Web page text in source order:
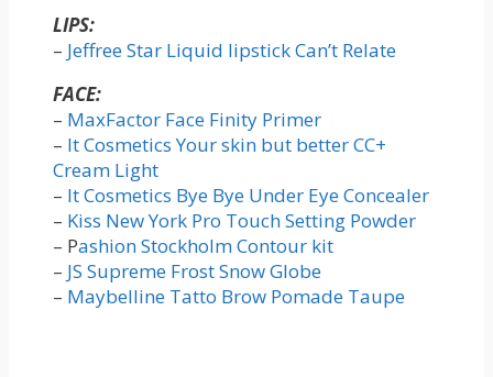
LIPS:
– Jeffree Star Liquid lipstick Can’t Relate
FACE:
– MaxFactor Face Finity Primer
– It Cosmetics Your skin but better CC+
Cream Light
– It Cosmetics Bye Bye Under Eye Concealer
– Kiss New York Pro Touch Setting Powder
– Pashion Stockholm Contour kit
– JS Supreme Frost Snow Globe
– Maybelline Tatto Brow Pomade Taupe